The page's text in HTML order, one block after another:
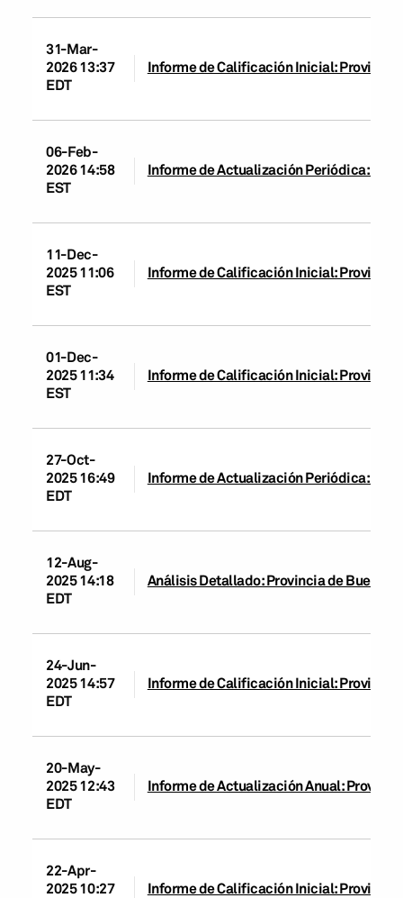
31-Mar-
2026 13:37
EDT
Informe de Calificación Inicial: Provincia
06-Feb-
2026 14:58
EST
Informe de Actualización Periódica:
11-Dec-
2025 11:06
EST
Informe de Calificación Inicial: Provincia
01-Dec-
2025 11:34
EST
Informe de Calificación Inicial: Provincia
27-Oct-
2025 16:49
EDT
Informe de Actualización Periódica:
12-Aug-
2025 14:18
EDT
Análisis Detallado: Provincia de Buenos
24-Jun-
2025 14:57
EDT
Informe de Calificación Inicial: Provincia
20-May-
2025 12:43
EDT
Informe de Actualización Anual:
22-Apr-
2025 10:27
Informe de Calificación Inicial: Provincia